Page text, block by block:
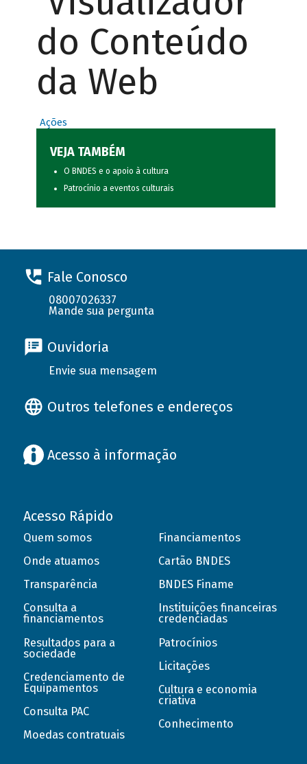
do Conteúdo
da Web
Ações
VEJA TAMBÉM
O BNDES e o apoio à cultura
Patrocínio a eventos culturais
Fale Conosco
08007026337
Mande sua pergunta
Ouvidoria
Envie sua mensagem
Outros telefones e endereços
Acesso à informação
Acesso Rápido
Quem somos
Onde atuamos
Transparência
Consulta a
financiamentos
Resultados para a
sociedade
Credenciamento de
Equipamentos
Consulta PAC
Moedas contratuais
Financiamentos
Cartão BNDES
BNDES Finame
Instituições financeiras
credenciadas
Patrocínios
Licitações
Cultura e economia
criativa
Conhecimento